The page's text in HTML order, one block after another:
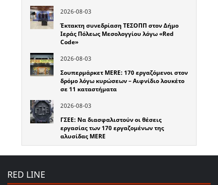
2026-08-03
Έκτακτη συνεδρίαση ΤΕΣΟΠΠ στον Δήμο
Ιεράς Πόλεως Μεσολογγίου λόγω «Red
Code»
2026-08-03
Σουπερμάρκετ MERE: 170 εργαζόμενοι στον
δρόμο λόγω κυρώσεων – Αιφνίδιο λουκέτο
σε 11 καταστήματα
2026-08-03
ΓΣΕΕ: Να διασφαλιστούν οι θέσεις
εργασίας των 170 εργαζομένων της
αλυσίδας MERE
RED LINE